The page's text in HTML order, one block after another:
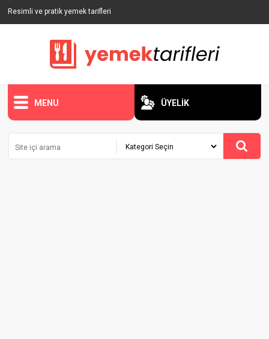
Resimli ve pratik yemek tarifleri
MENU ÜYELİK